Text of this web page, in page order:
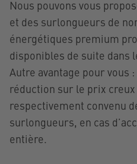
Nous pouvons vous
et des surlongueurs de
énergétiques premium
disponibles de suite dans
Autre avantage pour vous
réduction sur le prix
respectivement convenu
surlongueurs, en cas
entière.